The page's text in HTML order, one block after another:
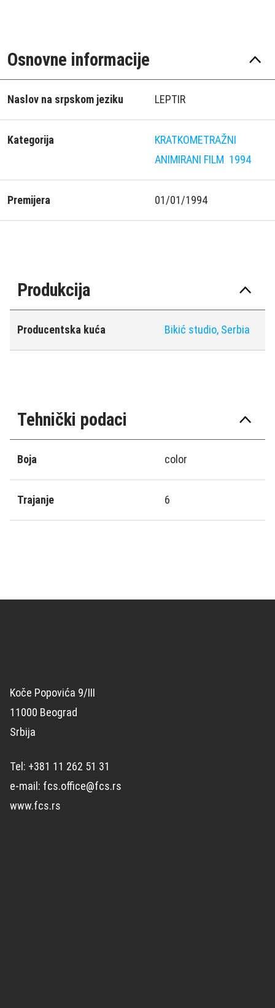
Osnovne informacije
Naslov na srpskom jeziku LEPTIR
Kategorija
KRATKOMETRAŽNI
ANIMIRANI FILM 1994
Premijera 01/01/1994
Produkcija
Producentska kuća Bikić studio, Serbia
Tehnički podaci
Boja color
Trajanje 6
Koče Popovića 9/III
11000 Beograd
Srbija
Tel: +381 11 262 51 31
e-mail: fcs.office@fcs.rs
www.fcs.rs